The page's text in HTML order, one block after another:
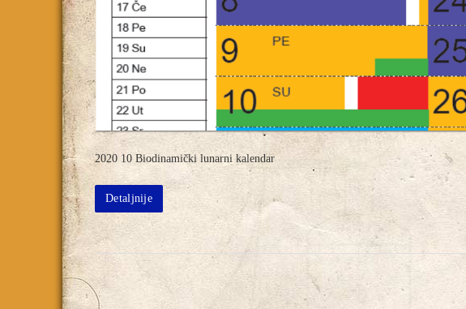
2020 10 Biodinamički lunarni kalendar
Detaljnije